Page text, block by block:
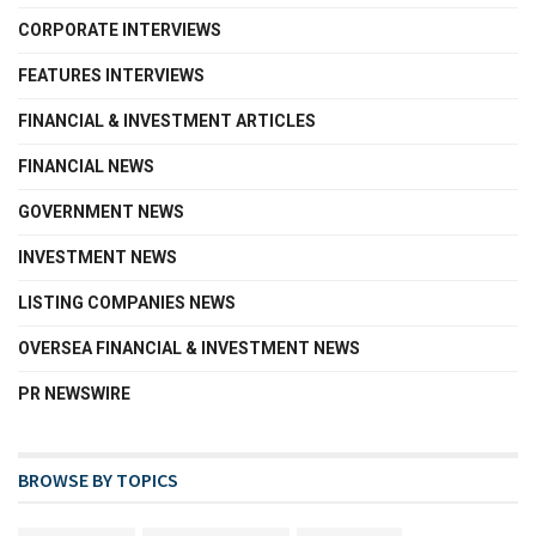
CORPORATE INTERVIEWS
FEATURES INTERVIEWS
FINANCIAL & INVESTMENT ARTICLES
FINANCIAL NEWS
GOVERNMENT NEWS
INVESTMENT NEWS
LISTING COMPANIES NEWS
OVERSEA FINANCIAL & INVESTMENT NEWS
PR NEWSWIRE
BROWSE BY TOPICS